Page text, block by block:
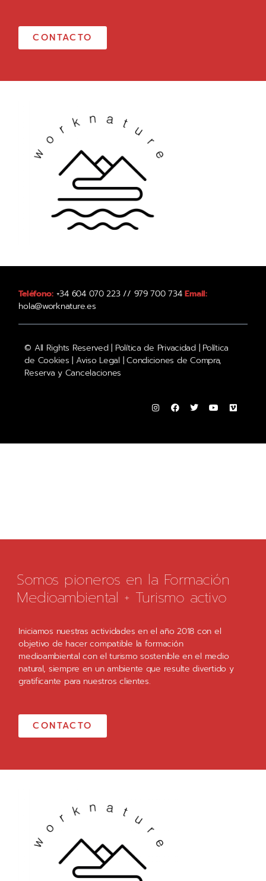
CONTACTO
Teléfono: +34 604 070 223 // 979 700 734Email:
hola@worknature.es
© All Rights Reserved | Política de Privacidad| Política
de Cookies | Aviso Legal |Condiciones de Compra,
Reserva y Cancelaciones
Somos pioneros en la Formación
Medioambiental + Turismo activo
Iniciamos nuestras actividades en el año 2018 con el
objetivo de hacer compatible la formación
medioambiental con el turismo sostenible en el medio
natural, siempre en un ambiente que resulte divertido y
gratificante para nuestros clientes.
CONTACTO